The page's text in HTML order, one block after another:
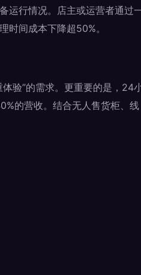
运行情况。店主或运营者通过
时间成本下降超50%。
验”的需求。更重要的是，24
的营收。结合无人售货柜、线